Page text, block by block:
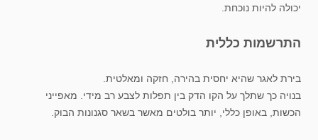
יכולה להיות נוכחת.
התרשמות כללית
בירת לאגר שהיא יחסית בהירה, חזקה ומאלטית.
בנויה כך שתלך על הקו הדק בין תפלות לצבע רב מידי. מאפייני
הכשות, באופן כללי, יותר בולטים מאשר בשאר סגנונות הבוק.